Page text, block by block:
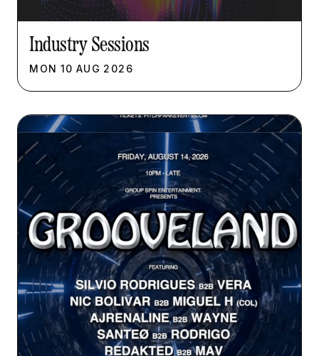
Industry Sessions
MON 10 AUG 2026